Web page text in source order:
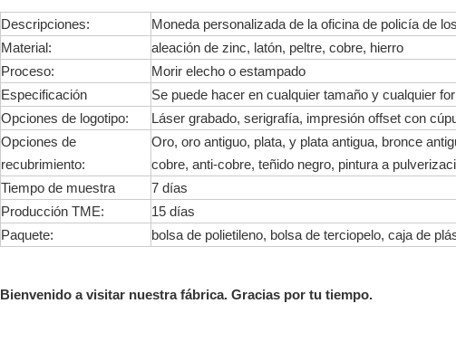
Descripciones:
Moneda personalizada de la oficina de policía de
Material:
aleación de zinc, latón, peltre, cobre, hierro
Proceso:
Morir elecho o estampado
Especificación
Se puede hacer en cualquier tamaño y cualquier
Opciones de logotipo:
Láser grabado, serigrafía, impresión offset con
Opciones de
recubrimiento:
Oro, oro antiguo, plata, y plata antigua, bronce
cobre, anti-cobre, teñido negro, pintura a
Tiempo de muestra
7 días
Producción TME:
15 días
Paquete:
bolsa de polietileno, bolsa de terciopelo, caja de
Bienvenido a visitar nuestra fábrica. Gracias por tu tiempo.